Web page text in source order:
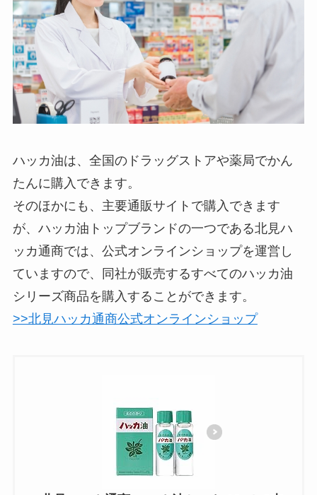
ハッカ油は、全国のドラッグストアや薬局でかん
たんに購入できます。
そのほかにも、主要通販サイトで購入できます
が、ハッカ油トップブランドの一つである北見ハ
ッカ通商では、公式オンラインショップを運営し
ていますので、同社が販売するすべてのハッカ油
シリーズ商品を購入することができます。
>>北見ハッカ通商公式オンラインショップ